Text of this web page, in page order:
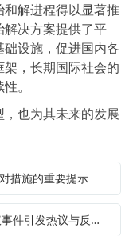
解进程得以显著推
决方案提供了平
设施，促进国内各
，长期国际社会的
。
也为其未来的发展
措施的重要提示
下一篇：巴萨与裁判风波再起 四大争议事件引发热议与反思